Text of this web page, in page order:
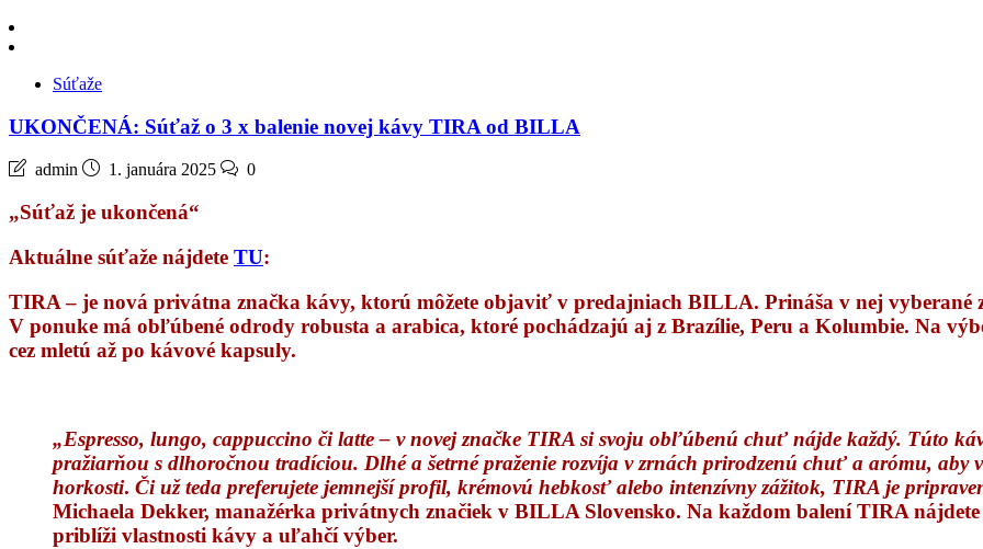
Súťaže
UKONČENÁ: Súťaž o 3 x balenie novej kávy TIRA od BILLA
admin 1. januára 2025 0
„Súťaž je ukončená“
Aktuálne súťaže nájdete TU:
TIRA– je nová privátna značka kávy, ktorú môžete objaviť v predajniach BILLA. Prináša v nej vyberané
V ponuke má obľúbené odrody robusta a arabica, ktoré pochádzajú aj z Brazílie, Peru a Kolumbie. Na
cez mletú až po kávové kapsuly.
„Espresso, lungo, cappuccino či latte – v novej značke TIRA si svoju obľúbenú chuť nájde každý. Túto
pražiarňou s dlhoročnou tradíciou. Dlhé a šetrné praženie rozvíja v zrnách prirodzenú chuť a arómu, aby
horkosti. Či už teda preferujete jemnejší profil, krémovú hebkosť alebo intenzívny zážitok, TIRA je
Michaela Dekker, manažérka privátnych značiek v BILLA Slovensko. Na každom balení TIRA
priblíži vlastnosti kávy a uľahčí výber.